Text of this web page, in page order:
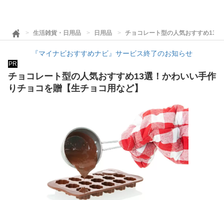
生活雑貨・日用品 日用品 チョコレート型の人気おすすめ13
『マイナビおすすめナビ』サービス終了のお知らせ
PR
チョコレート型の人気おすすめ13選！かわいい手作
りチョコを贈【生チョコ用など】